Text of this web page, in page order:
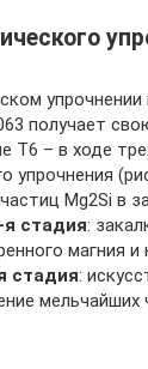
упрочнении
получает
Т6 – в ходе
упрочнения
Mg2Si в
я стадия:
магния и
стадия:
мельчайших